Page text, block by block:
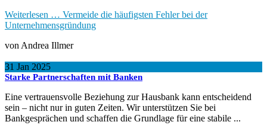
Weiterlesen … Vermeide die häufigsten Fehler bei der
Unternehmensgründung
von Andrea Illmer
31 Jan 2025
Starke Partnerschaften mit Banken
Eine vertrauensvolle Beziehung zur Hausbank kann entscheidend
sein – nicht nur in guten Zeiten. Wir unterstützen Sie bei
Bankgesprächen und schaffen die Grundlage für eine stabile ...